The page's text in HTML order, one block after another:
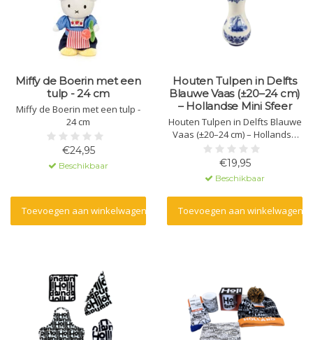
Miffy de Boerin met een
tulp - 24 cm
Miffy de Boerin met een tulp -
24 cm
€24,95
Beschikbaar
Toevoegen aan winkelwagen
Houten Tulpen in Delfts
Blauwe Vaas (±20–24 cm)
– Hollandse Mini Sfeer
Houten Tulpen in Delfts Blauwe
Vaas (±20–24 cm) – Hollandse
Mini Sfeer
€19,95
Beschikbaar
Toevoegen aan winkelwagen